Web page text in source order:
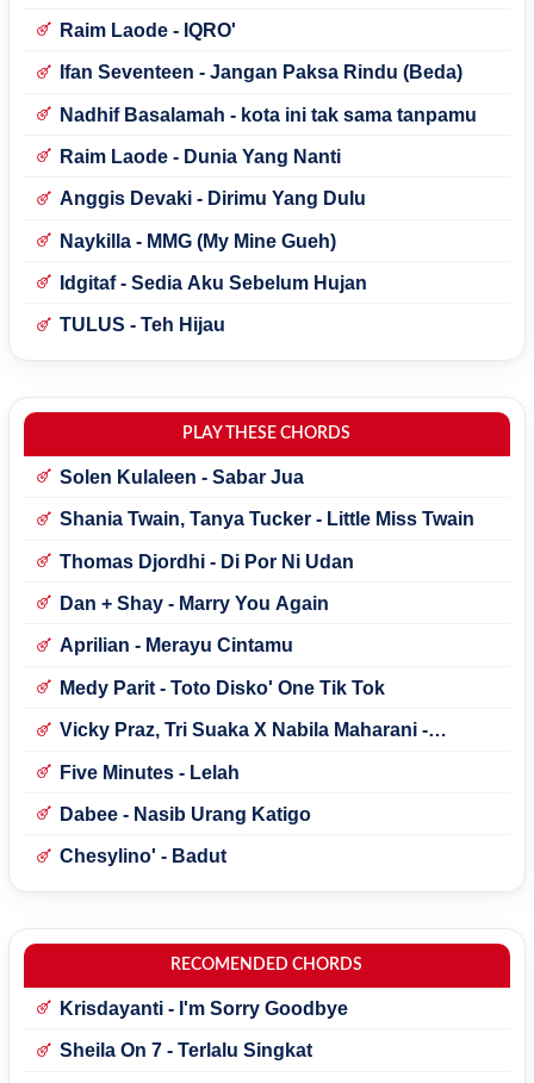
Raim Laode - IQRO'
Ifan Seventeen - Jangan Paksa Rindu (Beda)
Nadhif Basalamah - kota ini tak sama tanpamu
Raim Laode - Dunia Yang Nanti
Anggis Devaki - Dirimu Yang Dulu
Naykilla - MMG (My Mine Gueh)
Idgitaf - Sedia Aku Sebelum Hujan
TULUS - Teh Hijau
PLAY THESE CHORDS
Solen Kulaleen - Sabar Jua
Shania Twain, Tanya Tucker - Little Miss Twain
Thomas Djordhi - Di Por Ni Udan
Dan + Shay - Marry You Again
Aprilian - Merayu Cintamu
Medy Parit - Toto Disko' One Tik Tok
Vicky Praz, Tri Suaka X Nabila Maharani -
Five Minutes - Lelah
Dabee - Nasib Urang Katigo
Chesylino' - Badut
RECOMENDED CHORDS
Krisdayanti - I'm Sorry Goodbye
Sheila On 7 - Terlalu Singkat